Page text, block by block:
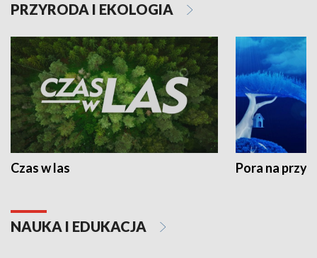
PRZYRODA I EKOLOGIA
Czas w las Pora na
NAUKA I EDUKACJA